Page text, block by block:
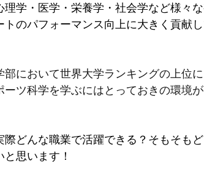
学・医学・栄養学・社会学など様々
のパフォーマンス向上に大きく貢献
において世界大学ランキングの上位
ツ科学を学ぶにはとっておきの環境
どんな職業で活躍できる？そもそも
思います！